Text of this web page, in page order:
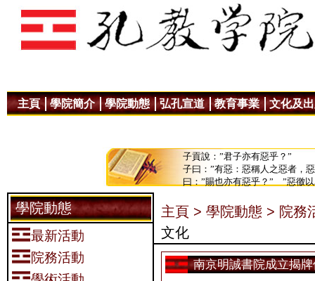
主頁 學院簡介 學院動態 弘孔宣道 教育事業 文化及
子貢說：”君子亦有惡乎？”
子曰：”有惡：惡稱人之惡者，
曰：”賜也亦有惡乎？” ”惡徼
學院動態
最新活動
院務活動
主頁 > 學院動態 > 院務
文化
南京明誠書院成立揭